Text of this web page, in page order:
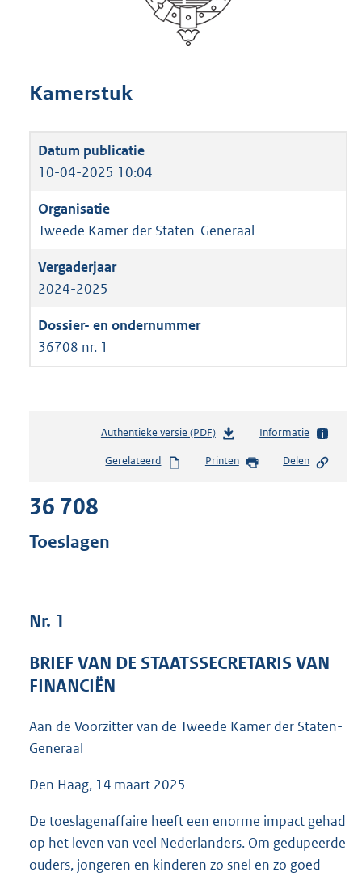
Kamerstuk
10-04-2025 10:04
Tweede Kamer der Staten-Generaal
2024-2025
36708 nr. 1
Authentieke versie (PDF)b
s
e
8
Informatie
Gerelateerd Printen Delen
36 708
Toeslagen
Nr. 1
BRIEF VAN DE STAATSSECRETARIS VAN
FINANCIËN
Aan de Voorzitter van de Tweede Kamer der Staten-
Generaal
Den Haag, 14 maart 2025
De toeslagenaffaire heeft een enorme impact gehad
op het leven van veel Nederlanders. Om gedupeerde
ouders, jongeren en kinderen zo snel en zo goed